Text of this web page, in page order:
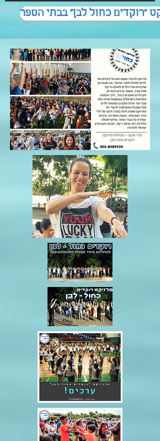
"רוקדים כחול לבן" בבתי הספר